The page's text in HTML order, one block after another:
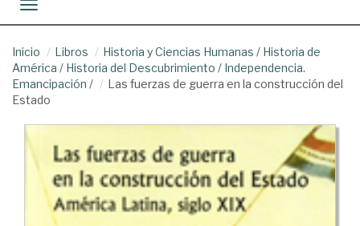
Toggle navigation
Inicio Libros Historia y Ciencias Humanas / Historia de
América / Historia del Descubrimiento / Independencia.
Emancipación /
Las fuerzas de guerra en la construcción del
Estado